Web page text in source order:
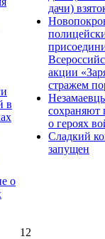
в
о
дачи)
акции
стражем
сохраняют
о героях
Сладкий
запущен
12